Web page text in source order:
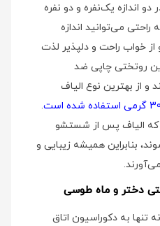
دو اندازه یک‌نفره و دو نفره
راحتی می‌توانید اندازه
از خواب راحت و دلپذیر لذت
این روتختی چاپی ضد
از بهترین نوع الیاف
.
که الیاف پس از شستشو
بنابراین همیشه زیبایی و
دختر و ماه طوسی
تنها به دکوراسیون اتاق